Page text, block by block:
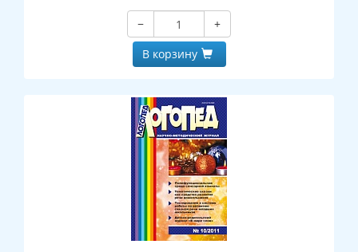
−
+
В корзину